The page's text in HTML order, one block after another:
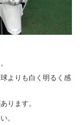
よりも白く明るく感
ります。
。